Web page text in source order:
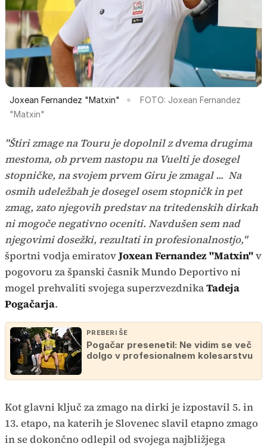
Joxean Fernandez "Matxin"
FOTO: Joxean Fernandez
"Matxin"
"Štiri zmage na Touru je dopolnil z dvema drugima
mestoma, ob prvem nastopu na Vuelti je dosegel
stopničke, na svojem prvem Giru je zmagal ... Na
osmih udeležbah je dosegel osem stopničk in pet
zmag, zato njegovih predstav na tritedenskih dirkah
ni mogoče negativno oceniti. Navdušen sem nad
njegovimi dosežki, rezultati in profesionalnostjo,"
športni vodja emiratovJoxean Fernandez "Matxin"v
pogovoru za španski časnik Mundo Deportivo ni
mogel prehvaliti svojega superzvezdnikaTadeja
Pogačarja.
PREBERI ŠE
Pogačar presenetil: Ne vidim se več
dolgo v profesionalnem kolesarstvu
Kot glavni ključ za zmago na dirki je izpostavil 5. in
13. etapo, na katerih je Slovenec slavil etapno zmago
in se dokončno odlepil od svojega najbližjega